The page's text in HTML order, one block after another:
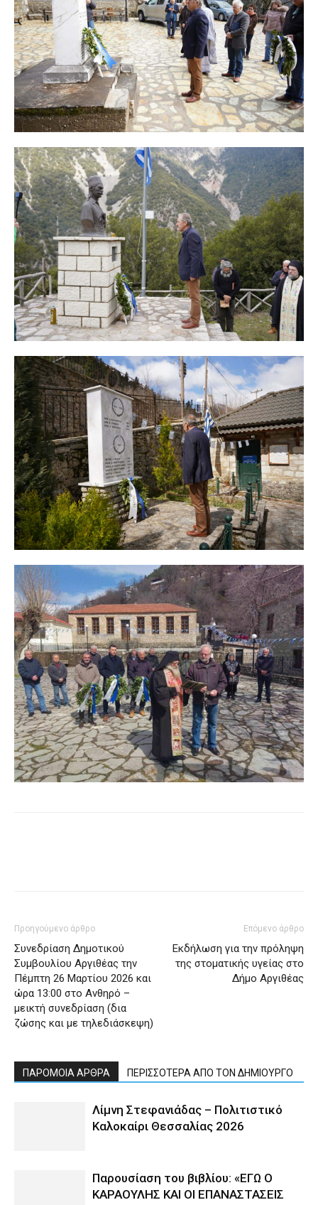
Προηγούμενο άρθρο
Συνεδρίαση Δημοτικού
Συμβουλίου Αργιθέας την
Πέμπτη 26 Μαρτίου 2026 και
ώρα 13:00 στο Ανθηρό –
μεικτή συνεδρίαση (δια
ζώσης και με τηλεδιάσκεψη)
Επόμενο άρθρο
Εκδήλωση για την πρόληψη
της στοματικής υγείας στο
Δήμο Αργιθέας
ΠΑΡΟΜΟΙΑ ΑΡΘΡΑ ΠΕΡΙΣΣΟΤΕΡΑ ΑΠΟ ΤΟΝ ΔΗΜΙΟΥΡΓΟ
Λίμνη Στεφανιάδας – Πολιτιστικό
Καλοκαίρι Θεσσαλίας 2026
Παρουσίαση του βιβλίου: «ΕΓΩ Ο
ΚΑΡΑΟΥΛΗΣ ΚΑΙ ΟΙ ΕΠΑΝΑΣΤΑΣΕΙΣ